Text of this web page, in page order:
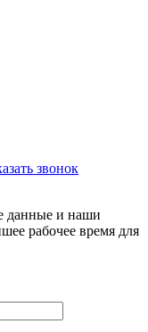
звонок
данные и наши
рабочее время для